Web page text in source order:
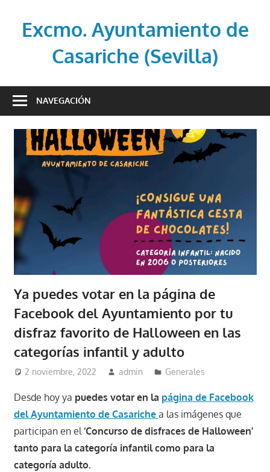
contenidoExcmo. Ayuntamiento de
Casariche (Sevilla)
oficial
Ayuntamiento
Casariche
NAVEGACIÓN
Ya puedes votar en la página de
Facebook del Ayuntamiento por tu
disfraz favorito de Halloween en las
categorías infantil y adulto
2 noviembre, 2022 admin Generales
Desde hoy ya puedes votar en la página de Facebook
del Ayuntamiento de Casariche a las imágenes que
participan en el‘Concurso de disfraces de Halloween’
tanto para la categoría infantil como para la
categoría adulto.